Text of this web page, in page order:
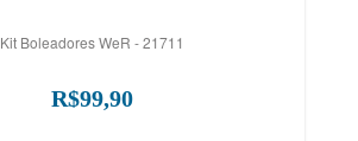
Kit Boleadores WeR - 21711
R$99,90